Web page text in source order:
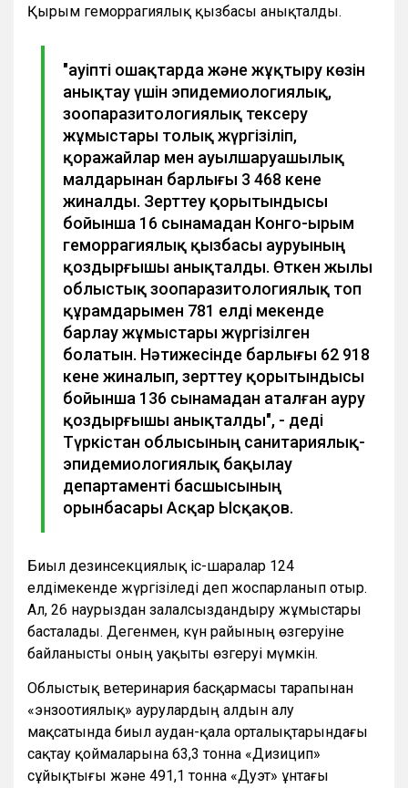
Қырым геморрагиялық қызбасы анықталды.
"Қауіпті ошақтарда және жұқтыру көзін
анықтау үшін эпидемиологиялық,
зоопаразитологиялық тексеру
жұмыстары толық жүргізіліп,
қоражайлар мен ауылшаруашылық
малдарынан барлығы 3 468 кене
жиналды. Зерттеу қорытындысы
бойынша 16 сынамадан Конго-Қырым
геморрагиялық қызбасы ауруының
қоздырғышы анықталды. Өткен жылы
облыстық зоопаразитологиялық топ
құрамдарымен 781 елді мекенде
барлау жұмыстары жүргізілген
болатын. Нәтижесінде барлығы 62 918
кене жиналып, зерттеу қорытындысы
бойынша 136 сынамадан аталған ауру
қоздырғышы анықталды", - деді
Түркістан облысының санитариялық-
эпидемиологиялық бақылау
департаменті басшысының
орынбасары Асқар Ысқақов.
Биыл дезинсекциялық іс-шаралар 124
елдімекенде жүргізіледі деп жоспарланып отыр.
Ал, 26 наурыздан залалсыздандыру жұмыстары
басталады. Дегенмен, күн райының өзгеруіне
байланысты оның уақыты өзгеруі мүмкін.
Облыстық ветеринария басқармасы тарапынан
«энзоотиялық» аурулардың алдын алу
мақсатында биыл аудан-қала орталықтарындағы
сақтау қоймаларына 63,3 тонна «Дизицип»
сұйықтығы және 491,1 тонна «Дуэт» ұнтағы